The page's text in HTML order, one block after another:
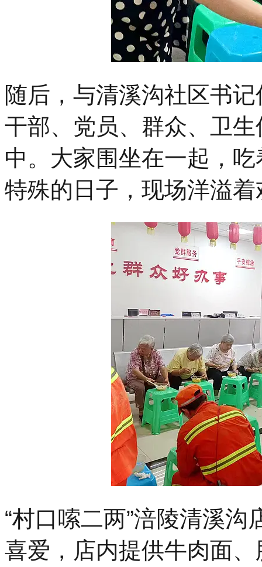
随后，与清溪沟社区书
干部、党员、群众、卫
中。大家围坐在一起，
特殊的日子，现场洋溢
“村口嗦二两”涪陵清溪
喜爱，店内提供牛肉面